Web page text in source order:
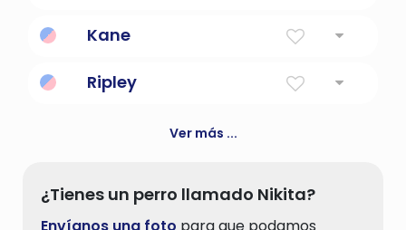
Kane
Ripley
Ver más ...
¿Tienes un perro llamado Nikita?